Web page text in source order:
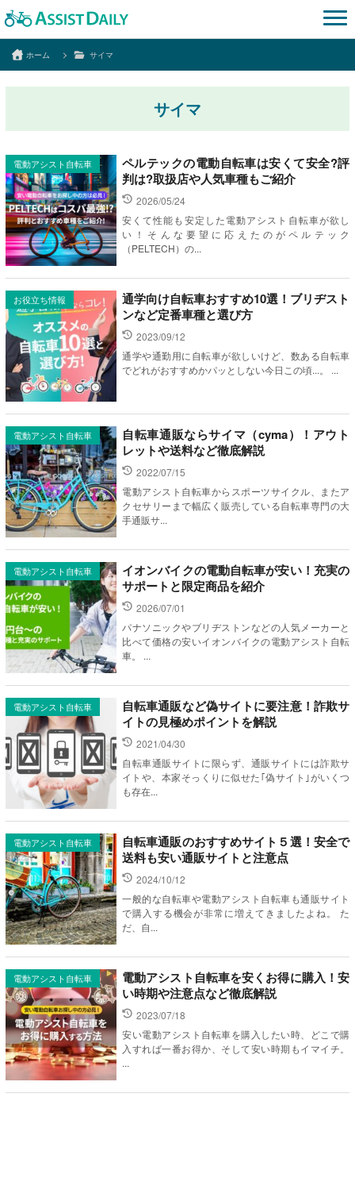
ホーム サイマ
サイマ
電動アシスト自転車
ペルテックの電動自転車は安くて安全?評
判は?取扱店や人気車種もご紹介
2026/05/24
安くて性能も安定した電動アシスト自転車が欲し
い！そんな要望に応えたのがペルテック
（PELTECH）の...
お役立ち情報
通学向け自転車おすすめ10選！ブリヂスト
ンなど定番車種と選び方
2023/09/12
通学や通勤用に自転車が欲しいけど、数ある自転車
でどれがおすすめかパッとしない今日この頃...。 ...
電動アシスト自転車
自転車通販ならサイマ（cyma）！アウト
レットや送料など徹底解説
2022/07/15
電動アシスト自転車からスポーツサイクル、またア
クセサリーまで幅広く販売している自転車専門の大
手通販サ...
電動アシスト自転車
イオンバイクの電動自転車が安い！充実の
サポートと限定商品を紹介
2026/07/01
パナソニックやブリヂストンなどの人気メーカーと
比べて価格の安いイオンバイクの電動アシスト自転
車。 ...
電動アシスト自転車
自転車通販など偽サイトに要注意！詐欺サ
イトの見極めポイントを解説
2021/04/30
自転車通販サイトに限らず、通販サイトには詐欺サ
イトや、本家そっくりに似せた｢偽サイト｣がいくつ
も存在...
電動アシスト自転車
自転車通販のおすすめサイト５選！安全で
送料も安い通販サイトと注意点
2024/10/12
一般的な自転車や電動アシスト自転車も通販サイト
で購入する機会が非常に増えてきましたよね。 た
だ、自...
電動アシスト自転車
電動アシスト自転車を安くお得に購入！安
い時期や注意点など徹底解説
2023/07/18
安い電動アシスト自転車を購入したい時、どこで購
入すれば一番お得か、そして安い時期もイマイチ。
...